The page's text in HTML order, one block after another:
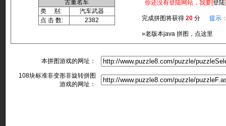
古董名车
类 别:
汽车武器
点 击 数:
2382
你还没有登陆网站，我要[登陆
完成拼图将获得 20 分 提示
»老版本java 拼图，点这里
本拼图游戏的网址：
108块标准非变形非旋转拼图
游戏的网址：